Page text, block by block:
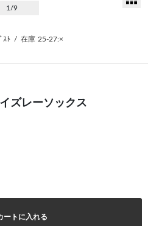
1 /9
ｽﾄ / 在庫 25-27:×
ズレーソックス
ートに入れる